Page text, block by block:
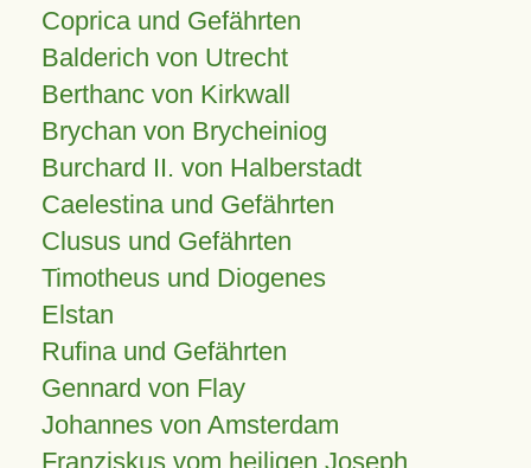
Coprica und Gefährten
Balderich von Utrecht
Berthanc von Kirkwall
Brychan von Brycheiniog
Burchard II. von Halberstadt
Caelestina und Gefährten
Clusus und Gefährten
Timotheus und Diogenes
Elstan
Rufina und Gefährten
Gennard von Flay
Johannes von Amsterdam
Franziskus vom heiligen Joseph